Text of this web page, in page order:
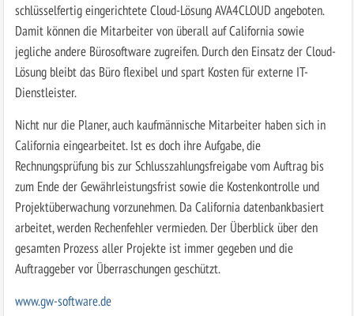
schlüsselfertig eingerichtete Cloud-Lösung AVA4CLOUD angeboten.
Damit können die Mitarbeiter von überall auf California sowie
jegliche andere Bürosoftware zugreifen. Durch den Einsatz der Cloud-
Lösung bleibt das Büro flexibel und spart Kosten für externe IT-
Dienstleister.
Nicht nur die Planer, auch kaufmännische Mitarbeiter haben sich in
California eingearbeitet. Ist es doch ihre Aufgabe, die
Rechnungsprüfung bis zur Schlusszahlungsfreigabe vom Auftrag bis
zum Ende der Gewährleistungsfrist sowie die Kostenkontrolle und
Projektüberwachung vorzunehmen. Da California datenbankbasiert
arbeitet, werden Rechenfehler vermieden. Der Überblick über den
gesamten Prozess aller Projekte ist immer gegeben und die
Auftraggeber vor Überraschungen geschützt.
www.gw-software.de